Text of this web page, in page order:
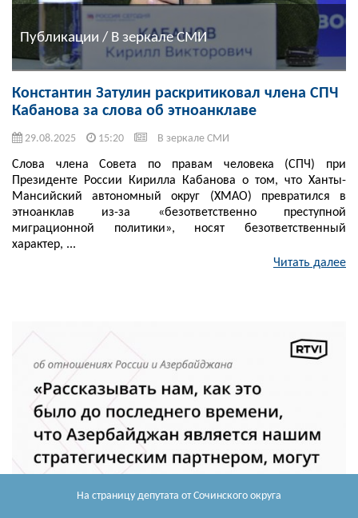
На страницу депутата от Сочинского округа
Публикации / В зеркале СМИ
Константин Затулин раскритиковал члена СПЧ
Кабанова за слова об этноанклаве
29.08.2025 15:20 В зеркале СМИ
Слова члена Совета по правам человека (СПЧ) при
Президенте России Кирилла Кабанова о том, что Ханты-
Мансийский автономный округ (ХМАО) превратился в
этноанклав из-за «безответственно преступной
миграционной политики», носят безответственный
характер, ...
Читать далее